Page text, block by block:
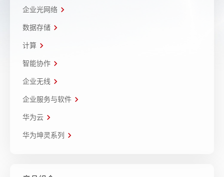
企业光网络
数据存储
计算
智能协作
企业无线
企业服务与软件
华为云
华为坤灵系列